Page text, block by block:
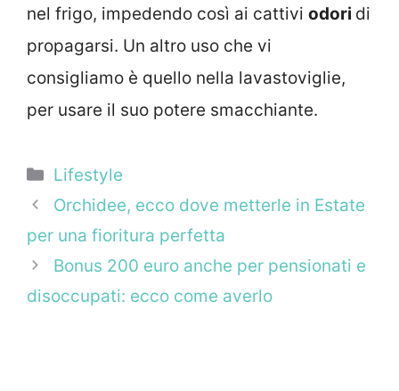
nel frigo, impedendo così ai cattivi odori di
propagarsi. Un altro uso che vi
consigliamo è quello nella lavastoviglie,
per usare il suo potere smacchiante.
Categorie
Lifestyle
Orchidee, ecco dove metterle in Estate
per una fioritura perfetta
Bonus 200 euro anche per pensionati e
disoccupati: ecco come averlo